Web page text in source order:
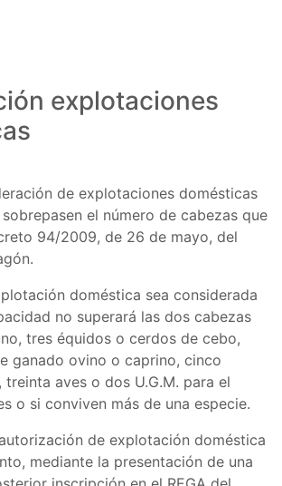
explotaciones
de explotaciones domésticas
el número de cabezas que
94/2009, de 26 de mayo, del
doméstica sea considerada
no superará las dos cabezas
tres équidos o cerdos de cebo,
ganado ovino o caprino, cinco
treinta aves o dos U.G.M. para el
o si conviven más de una especie.
de explotación doméstica
mediante la presentación de una